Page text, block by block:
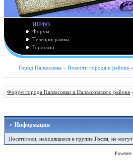
ИНФО
Форум
Телепрограмма
Гороскоп
Город Палласовка » Новости города и района »
Форум города Палласовки и Палласовского района
Информация
Посетители, находящиеся в группе Гости , не